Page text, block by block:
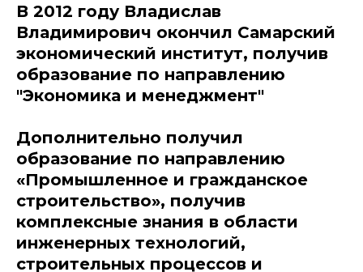
В 2012 году Владислав
Владимирович окончил Самарский
экономический институт, получив
образование по направлению
"Экономика и менеджмент"
Дополнительно получил
образование по направлению
«Промышленное и гражданское
строительство», получив
комплексные знания в области
инженерных технологий,
строительных процессов и